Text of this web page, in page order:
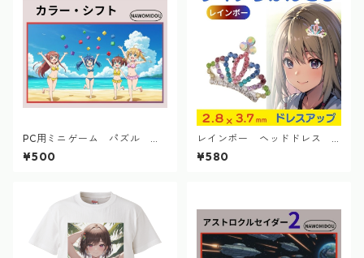
PC用ミニゲーム パズル カ
ラー・シフト
¥500
レインボー ヘッドドレス
髪飾り 子供 ミニティアラ 七
五三 パーティー
¥580